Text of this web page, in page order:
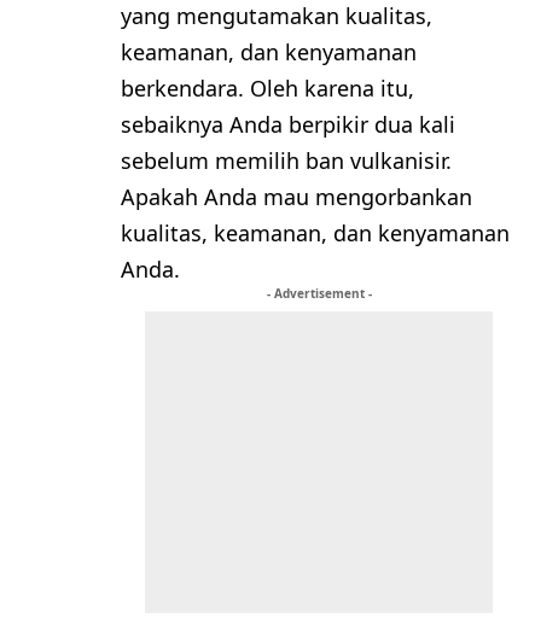
yang mengutamakan kualitas,
keamanan, dan kenyamanan
berkendara. Oleh karena itu,
sebaiknya Anda berpikir dua kali
sebelum memilih ban vulkanisir.
Apakah Anda mau mengorbankan
kualitas, keamanan, dan kenyamanan
Anda.
- Advertisement -